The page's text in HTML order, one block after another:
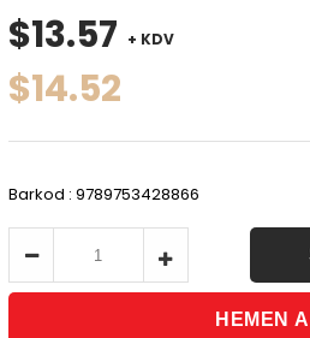
$13.57 + KDV
$14.52
Barkod : 9789753428866